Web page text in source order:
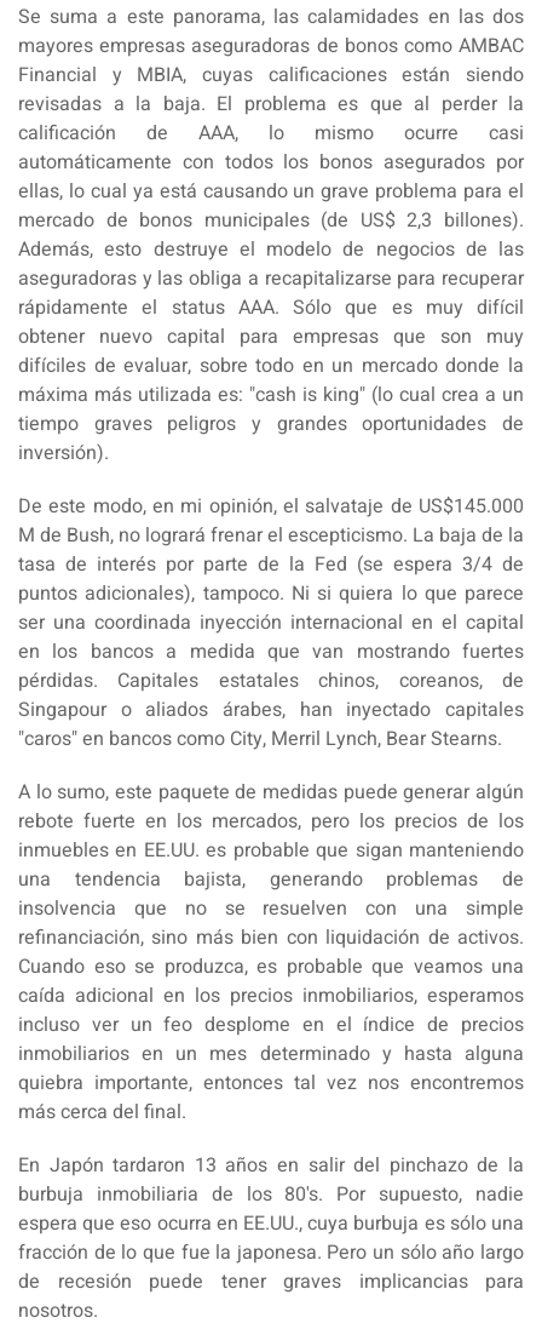
Se suma a este panorama, las calamidades en las dos
mayores empresas aseguradoras de bonos como AMBAC
Financial y MBIA, cuyas calificaciones están siendo
revisadas a la baja. El problema es que al perder la
calificación de AAA, lo mismo ocurre casi
automáticamente con todos los bonos asegurados por
ellas, lo cual ya está causando un grave problema para el
mercado de bonos municipales (de US$ 2,3 billones).
Además, esto destruye el modelo de negocios de las
aseguradoras y las obliga a recapitalizarse para recuperar
rápidamente el status AAA. Sólo que es muy difícil
obtener nuevo capital para empresas que son muy
difíciles de evaluar, sobre todo en un mercado donde la
máxima más utilizada es: "cash is king" (lo cual crea a un
tiempo graves peligros y grandes oportunidades de
inversión).
De este modo, en mi opinión, el salvataje de US$145.000
M de Bush, no logrará frenar el escepticismo. La baja de la
tasa de interés por parte de la Fed (se espera 3/4 de
puntos adicionales), tampoco. Ni si quiera lo que parece
ser una coordinada inyección internacional en el capital
en los bancos a medida que van mostrando fuertes
pérdidas. Capitales estatales chinos, coreanos, de
Singapour o aliados árabes, han inyectado capitales
"caros" en bancos como City, Merril Lynch, Bear Stearns.
A lo sumo, este paquete de medidas puede generar algún
rebote fuerte en los mercados, pero los precios de los
inmuebles en EE.UU. es probable que sigan manteniendo
una tendencia bajista, generando problemas de
insolvencia que no se resuelven con una simple
refinanciación, sino más bien con liquidación de activos.
Cuando eso se produzca, es probable que veamos una
caída adicional en los precios inmobiliarios, esperamos
incluso ver un feo desplome en el índice de precios
inmobiliarios en un mes determinado y hasta alguna
quiebra importante, entonces tal vez nos encontremos
más cerca del final.
En Japón tardaron 13 años en salir del pinchazo de la
burbuja inmobiliaria de los 80's. Por supuesto, nadie
espera que eso ocurra en EE.UU., cuya burbuja es sólo una
fracción de lo que fue la japonesa. Pero un sólo año largo
de recesión puede tener graves implicancias para
nosotros.